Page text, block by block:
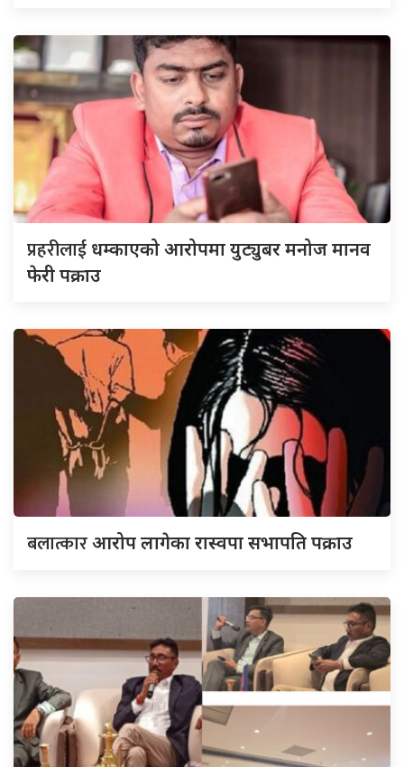
प्रहरीलाई धम्काएको आरोपमा युट्युबर मनोज मानव
फेरी पक्राउ
बलात्कारआरोप लागेका रास्वपा सभापति पक्राउ